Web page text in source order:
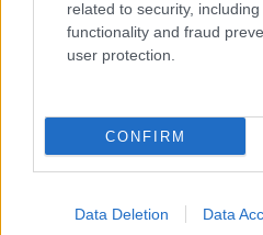
related to security,
functionality and fraud
user protection.
CONFIRM
Data Deletion Data